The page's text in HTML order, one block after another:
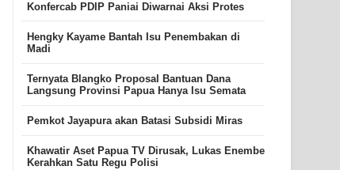
Konfercab PDIP Paniai Diwarnai Aksi Protes
Hengky Kayame Bantah Isu Penembakan di
Madi
Ternyata Blangko Proposal Bantuan Dana
Langsung Provinsi Papua Hanya Isu Semata
Pemkot Jayapura akan Batasi Subsidi Miras
Khawatir Aset Papua TV Dirusak, Lukas Enembe
Kerahkan Satu Regu Polisi